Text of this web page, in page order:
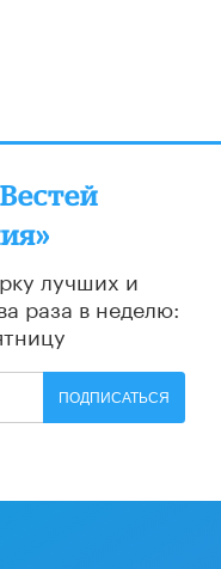
лучших и
раза в неделю:
ПОДПИСАТЬСЯ